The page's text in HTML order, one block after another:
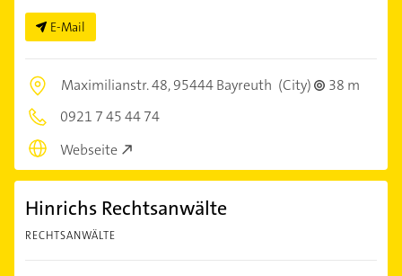
E-Mail
Maximilianstr. 48,95444 Bayreuth (City)
38 m
0921 7 45 44 74
Webseite
Hinrichs Rechtsanwälte
RECHTSANWÄLTE